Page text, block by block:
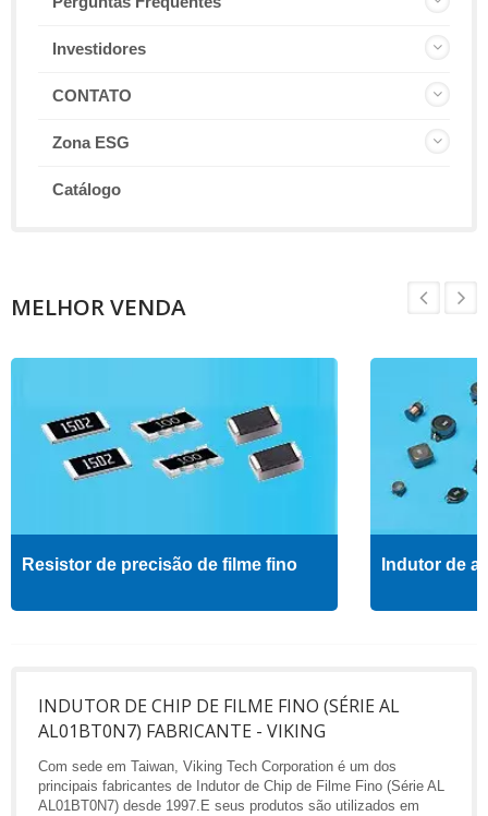
Investidores
CONTATO
Zona ESG
Catálogo
MELHOR VENDA
Resistor de precisão de filme fino Indutor de
INDUTOR DE CHIP DE FILME FINO (SÉRIE AL
AL01BT0N7) FABRICANTE - VIKING
Com sede em Taiwan, Viking Tech Corporation é um dos
principais fabricantes de Indutor de Chip de Filme Fino (Série AL
AL01BT0N7) desde 1997.E seus produtos são utilizados em